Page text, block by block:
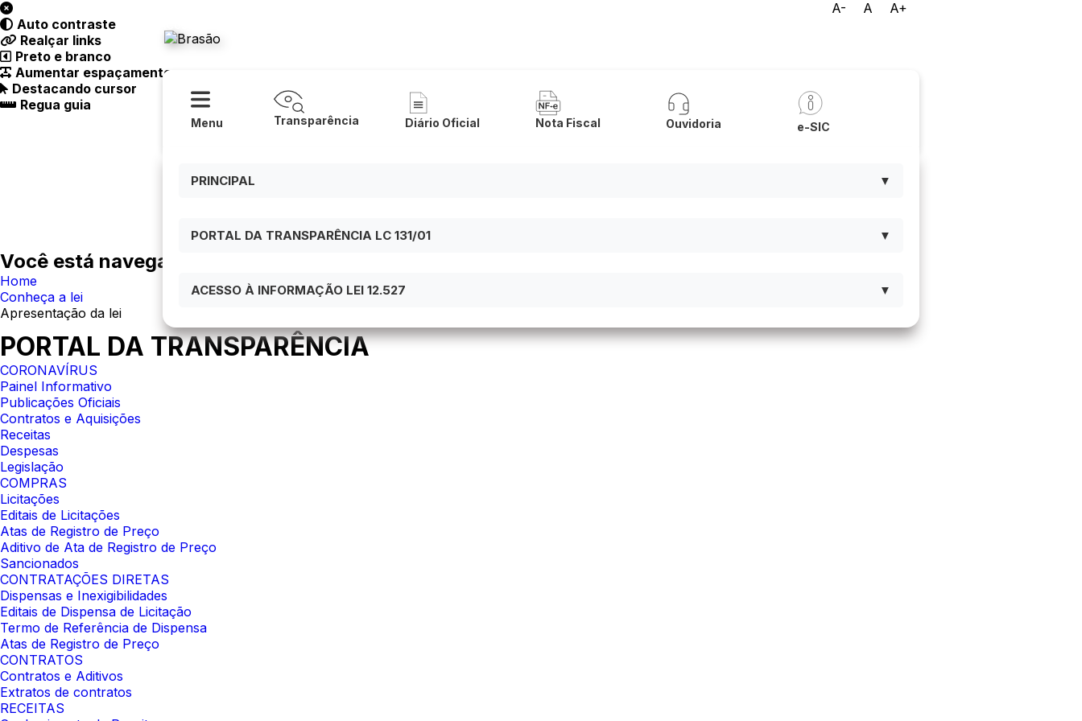
A- A
A+
Menu Transparência Diário Oficial Nota Fiscal Ouvidoria e-SIC
PRINCIPAL ▼
PORTAL DA TRANSPARÊNCIA LC 131/01 ▼
ACESSO À INFORMAÇÃO LEI 12.527 ▼
Auto contraste
Realçar links
Preto e branco
Aumentar espaçamento
Destacando cursor
Regua guia
Você está navegando em:
Home
Conheça a lei
Apresentação da lei
PORTAL DA TRANSPARÊNCIA
CORONAVÍRUS
Painel Informativo
Publicações Oficiais
Contratos e Aquisições
Receitas
Despesas
Legislação
COMPRAS
Licitações
Editais de Licitações
Atas de Registro de Preço
Aditivo de Ata de Registro de Preço
Sancionados
CONTRATAÇÕES DIRETAS
Dispensas e Inexigibilidades
Editais de Dispensa de Licitação
Termo de Referência de Dispensa
Atas de Registro de Preço
CONTRATOS
Contratos e Aditivos
Extratos de contratos
RECEITAS